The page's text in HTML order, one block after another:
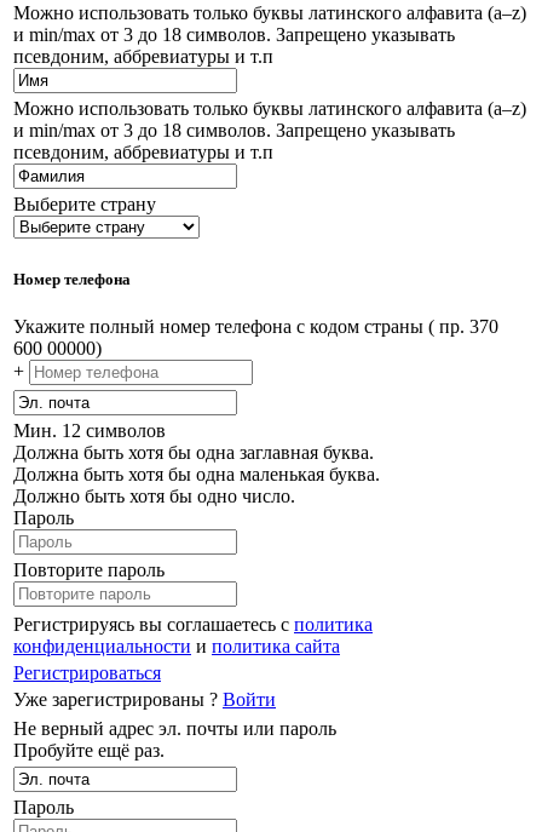
Можно использовать только буквы латинского алфавита (a–z)
и min/max от 3 до 18 символов. Запрещено указывать
псевдоним, аббревиатуры и т.п
Можно использовать только буквы латинского алфавита (a–z)
и min/max от 3 до 18 символов. Запрещено указывать
псевдоним, аббревиатуры и т.п
Выберите страну
Номер телефона
Укажите полный номер телефона с кодом страны ( пр. 370
600 00000)
+
Мин. 12 символов
Должна быть хотя бы одна заглавная буква.
Должна быть хотя бы одна маленькая буква.
Должно быть хотя бы одно число.
Пароль
Повторите пароль
Регистрируясь вы соглашаетесь с политика
конфиденциальности и политика сайта
Регистрироваться
Уже зарегистрированы ? Войти
Не верный адрес эл. почты или пароль
Пробуйте ещё раз.
Пароль